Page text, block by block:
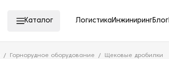
Каталог Логистика ИнжинирингБлог
Горнорудное оборудование Щековые дробилки